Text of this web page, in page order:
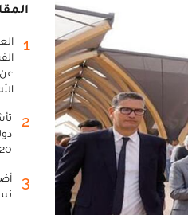
1
عن
2
20 ألف دولار
3